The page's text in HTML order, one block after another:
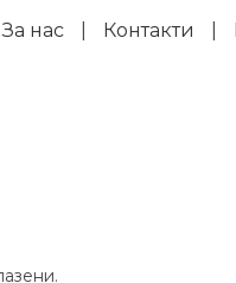
За нас Контакти